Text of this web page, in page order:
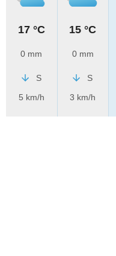
17 °C
0 mm
S
5 km/h
15 °C
0 mm
S
3 km/h